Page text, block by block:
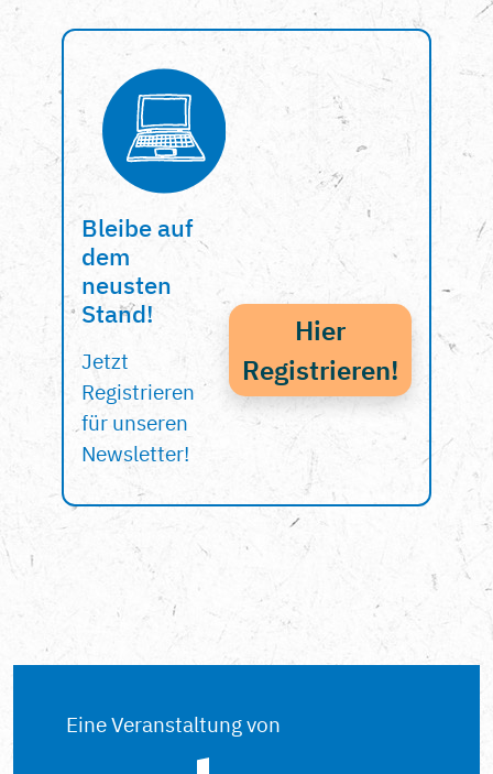
Bleibe auf
dem
neusten
Stand!
Jetzt
Registrieren
für unseren
Newsletter!
Hier
Registrieren!
Eine Veranstaltung von